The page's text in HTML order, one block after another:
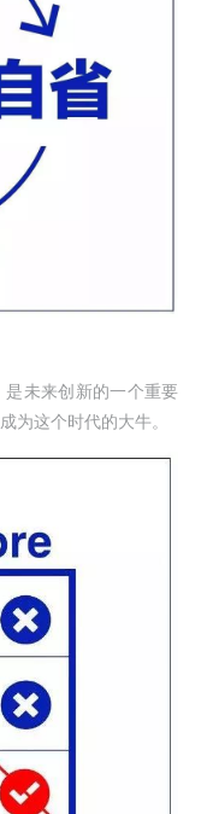
未来创新的一个重要
为这个时代的大牛。